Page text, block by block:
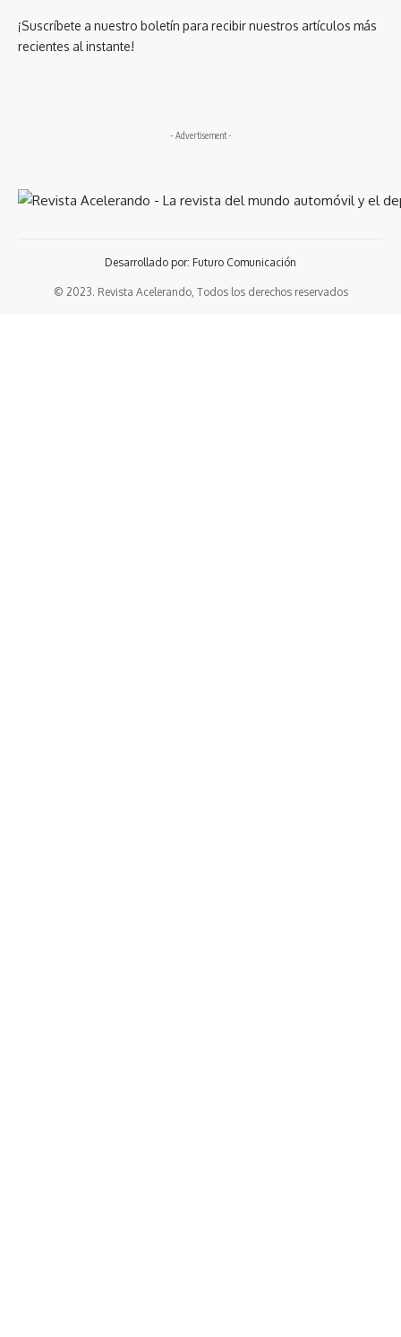
¡Suscríbete a nuestro boletín para recibir nuestros artículos más
recientes al instante!
- Advertisement -
© 2023. Revista Acelerando, Todos los derechos reservados
Desarrollado por: Futuro Comunicación